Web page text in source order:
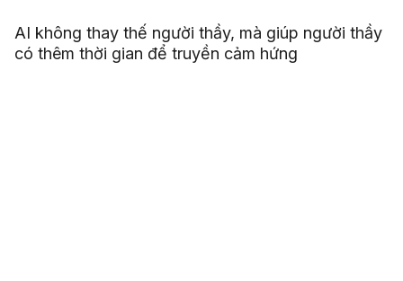
AI không thay thế người thầy, mà giúp người thầy
có thêm thời gian để truyền cảm hứng